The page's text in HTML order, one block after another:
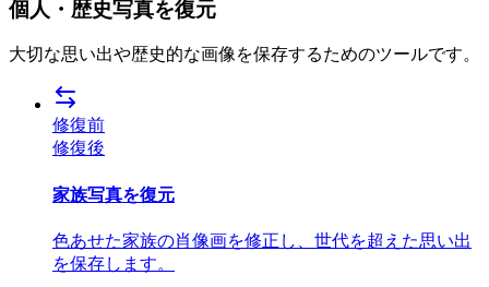
個人・歴史写真を復元
大切な思い出や歴史的な画像を保存するためのツールです。
修復前
修復後
家族写真を復元
色あせた家族の肖像画を修正し、世代を超えた思い出
を保存します。